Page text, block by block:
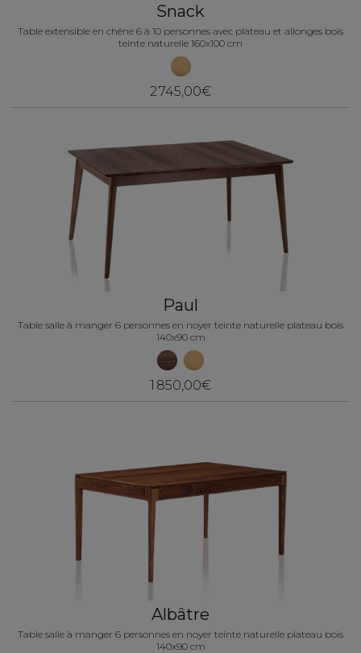
Snack
Table extensible en chêne 6 à 10 personnes avec plateau et allonges bois
teinte naturelle 160x100 cm
2 745,00€
Paul
Table salle à manger 6 personnes en noyer teinte naturelle plateau bois
140x90 cm
1 850,00€
Albâtre
Table salle à manger 6 personnes en noyer teinte naturelle plateau bois
140x90 cm